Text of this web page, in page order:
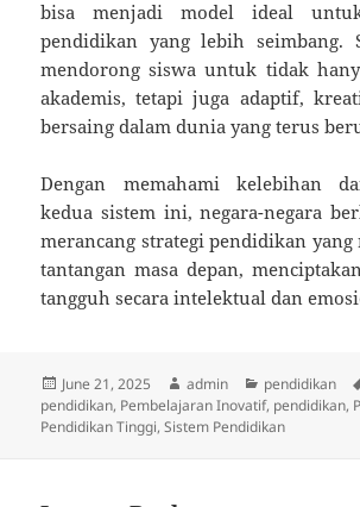
bisa menjadi model ideal
pendidikan yang lebih seimbang.
mendorong siswa untuk tidak
akademis, tetapi juga adaptif,
bersaing dalam dunia yang terus
Dengan memahami kelebihan
kedua sistem ini, negara-negara
merancang strategi pendidikan yang
tantangan masa depan,
tangguh secara intelektual dan
Posted
on
June 21, 2025 Author
admin Categories
pendidikan
pendidikan, Pembelajaran Inovatif, pendidikan,
Pendidikan Tinggi,Sistem Pendidikan